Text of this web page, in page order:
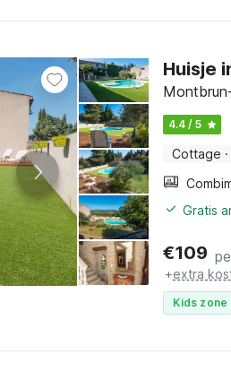
Huisje
4.4 / 5
Cottage ·
Gratis
€109
+extra
Kids zone